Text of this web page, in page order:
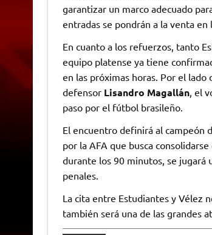
garantizar un marco adecuado
entradas se pondrán a la venta en
En cuanto a los refuerzos, tanto
equipo platense ya tiene
en las próximas horas. Por el
defensor Lisandro Magallán, el
paso por el fútbol brasileño.
El encuentro definirá al campeón
por la AFA que busca
durante los 90 minutos, se
penales.
La cita entre Estudiantes y Vélez
también será una de las grandes